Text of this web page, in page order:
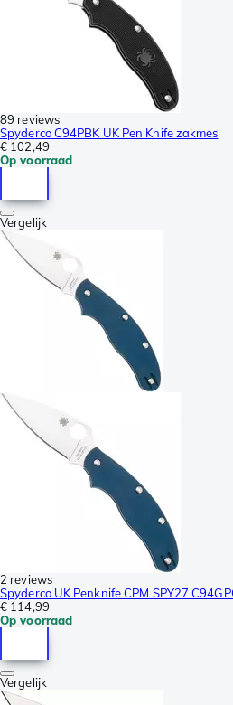
89 reviews
Spyderco C94PBK UK Pen Knife zakmes
€ 102,49
Op voorraad
Vergelijk
2 reviews
Spyderco UK Penknife CPM SPY27
€ 114,99
Op voorraad
Vergelijk